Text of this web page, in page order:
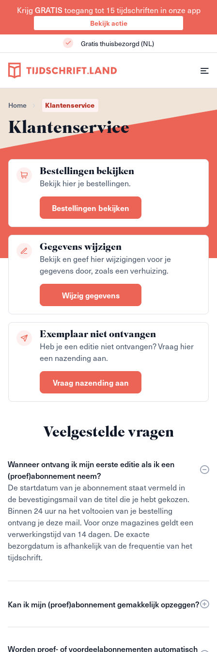
Krijg GRATIStoegang tot 15 tijdschriften in onze app
Bekijk actie
Gratis thuisbezorgd (NL)
Home Klantenservice
Klantenservice
Bestellingen bekijken
Bekijk hier je bestellingen.
Bestellingen bekijken
Gegevens wijzigen
Bekijk en geef hier wijzigingen voor je
gegevens door, zoals een verhuizing.
Wijzig gegevens
Exemplaar niet ontvangen
Heb je een editie niet ontvangen? Vraag hier
een nazending aan.
Vraag nazending aan
Veelgestelde vragen
Wanneer ontvang ik mijn eerste editie als ik een
(proef)abonnement neem?
De startdatum van je abonnement staat vermeld in
de bevestigingsmail van de titel die je hebt gekozen.
Binnen 24 uur na het voltooien van je bestelling
ontvang je deze mail. Voor onze magazines geldt een
verwerkingstijd van 14 dagen. De exacte
bezorgdatum is afhankelijk van de frequentie van het
tijdschrift.
Kan ik mijn (proef)abonnement gemakkelijk opzeggen?
Ja, na de gekozen kortingsperiode kun je maandelijks
worden automatisch stopgezet. Wil jij je abonnement
Worden proef- of voordeelabonnementen automatisch